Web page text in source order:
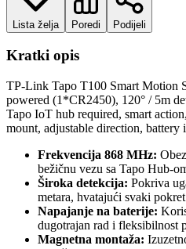
Lista želja Poredi Podijeli
Kratki opis
TP-Link Tapo T100 Smart Motion
powered (1*CR2450), 120° / 5m
Tapo IoT hub required, smart
mount, adjustable direction, battery
Frekvencija 868 MHz:
bežičnu vezu sa Tapo Hub-
Široka detekcija: Pokriva
metara, hvatajući svaki
Napajanje na baterije:
dugotrajan rad i fleksibilnost
Magnetna montaža: